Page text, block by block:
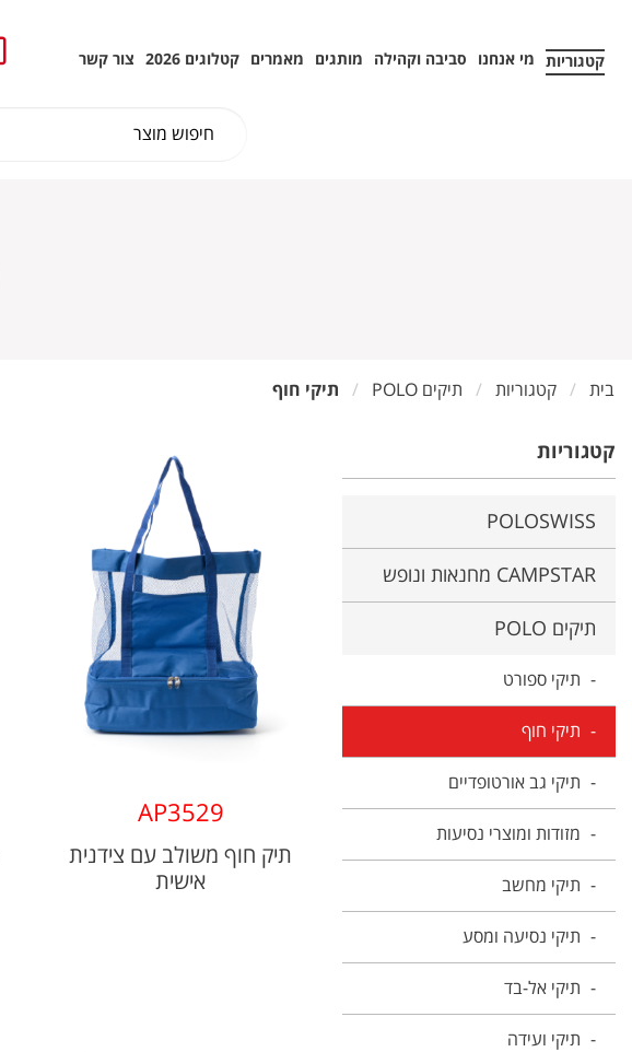
קטגוריות מי אנחנו סביבה וקהילה מותגים מאמרים קטלוגים 2026 צור קשר
בית קטגוריות תיקים POLO תיקי חוף
קטגוריות
POLOSWISS
CAMPSTAR מחנאות ונופש
תיקים POLO
תיקי ספורט
תיקי חוף
תיקי גב אורטופדיים
מזודות ומוצרי נסיעות
תיקי מחשב
תיקי נסיעה ומסע
תיקי אל-בד
תיקי ועידה
AP3529
תיק חוף משולב עם צידנית
אישית